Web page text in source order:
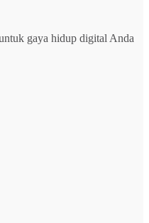
gaya hidup digital Anda